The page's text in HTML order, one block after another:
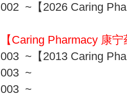
002 ~【2026 Caring
【Caring Pharmacy 康
003 ~【2013 Caring
003 ~
003 ~